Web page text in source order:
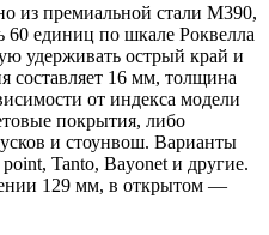
из премиальной стали M390,
60 единиц по шкале Роквелла
удерживать острый край и
составляет 16 мм, толщина
от индекса модели
покрытия, либо
и стоунвош. Варианты
Tanto, Bayonet и другие.
129 мм, в открытом —